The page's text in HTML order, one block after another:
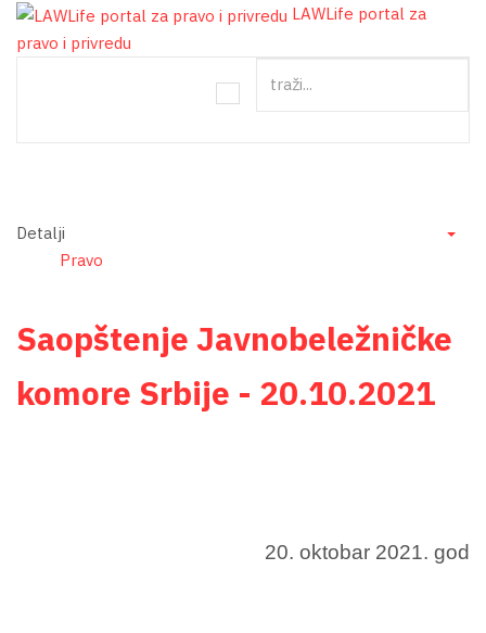
LAWLife portal za
pravo i privredu
Detalji
Pravo
Saopštenje Javnobeležničke
komore Srbije - 20.10.2021
20. oktobar 2021. god